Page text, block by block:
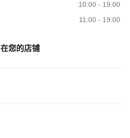
10:00 - 19:00
11:00 - 19:00
在您的店铺